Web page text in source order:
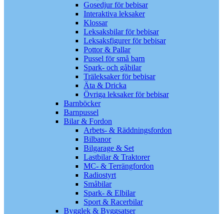
Gosedjur för bebisar
Interaktiva leksaker
Klossar
Leksaksbilar för bebisar
Leksaksfigurer för bebisar
Pottor & Pallar
Pussel för små barn
Spark- och gåbilar
Träleksaker för bebisar
Äta & Dricka
Övriga leksaker för bebisar
Barnböcker
Barnpussel
Bilar & Fordon
Arbets- & Räddningsfordon
Bilbanor
Bilgarage & Set
Lastbilar & Traktorer
MC- & Terrängfordon
Radiostyrt
Småbilar
Spark- & Elbilar
Sport & Racerbilar
Bygglek & Byggsatser